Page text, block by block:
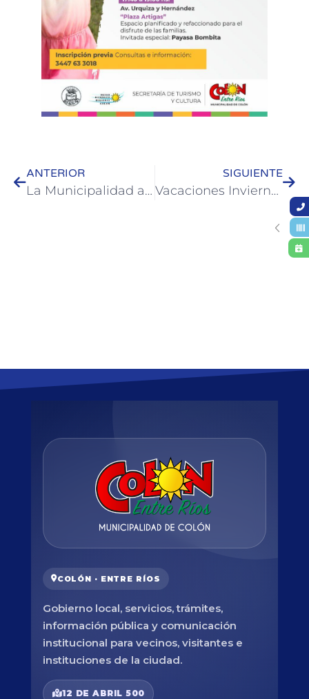
ANTERIOR
La Municipalidad acompañó el inicio de actividades en el Jardín Querubín de la Escuela Normal
SIGUIENTE
Vacaciones Invierno 2024: Colón se posiciona como uno de los destinos más elegidos de la Argentina
COLÓN · ENTRE RÍOS
Gobierno local, servicios, trámites,
información pública y comunicación
institucional para vecinos, visitantes e
instituciones de la ciudad.
12 DE ABRIL 500